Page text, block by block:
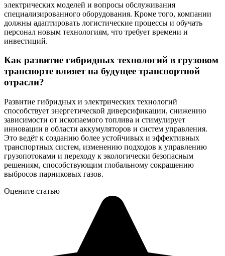
электрических моделей и вопросы обслуживания
специализированного оборудования. Кроме того, компании
должны адаптировать логистические процессы и обучать
персонал новым технологиям, что требует времени и
инвестиций.
Как развитие гибридных технологий в грузовом
транспорте влияет на будущее транспортной
отрасли?
Развитие гибридных и электрических технологий
способствует энергетической диверсификации, снижению
зависимости от ископаемого топлива и стимулирует
инновации в области аккумуляторов и систем управления.
Это ведёт к созданию более устойчивых и эффективных
транспортных систем, изменению подходов к управлению
грузопотоками и переходу к экологически безопасным
решениям, способствующим глобальному сокращению
выбросов парниковых газов.
Оцените статью